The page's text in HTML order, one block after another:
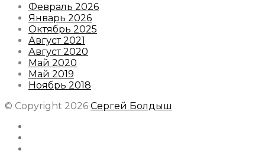
Февраль 2026
Январь 2026
Октябрь 2025
Август 2021
Август 2020
Май 2020
Май 2019
Ноябрь 2018
© Copyright 2026 Сергей Болдыш